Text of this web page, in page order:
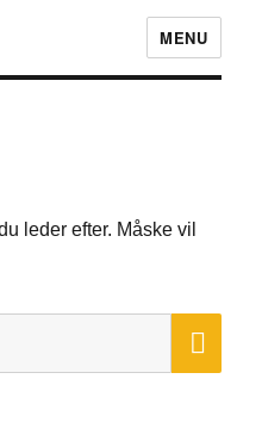
MENU
leder efter. Måske vil